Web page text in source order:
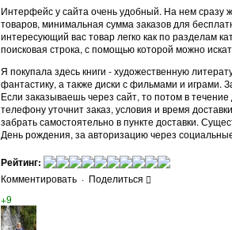
Интерфейс у сайта очень удобный. На нем сразу
товаров, минимальная сумма заказов для
интересующий вас товар легко как по разделам
поисковая строка, с помощью которой можно
Я покупала здесь книги - художественную
фантастику, а также диски с фильмами и
Если заказываешь через сайт, то потом в
телефону уточнит заказ, условия и время
забрать самостоятельно в пункте доставки.
День рождения, за авторизацию через
Рейтинг:
Комментировать · Поделиться
+9